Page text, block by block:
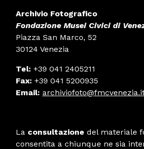
Archivio Fotografico
Fondazione Musei Civici di
Piazza San Marco, 52
30124 Venezia
Tel: +39 041 2405211
Fax: +39 041 5200935
Email:
La consultazione del materiale
consentita a chiunque ne sia